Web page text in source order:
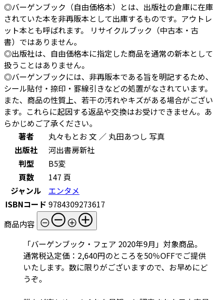
◎バーゲンブック（自由価格本）とは、出版社の倉庫に在庫
されていた本を非再販本として出庫するものです。アウトレ
ット本とも呼ばれます。 リサイクルブック（中古本・古
書）ではありません。
◎出版社は、自由価格本に指定した商品を通常の新本として
扱うことはありません。
◎バーゲンブックには、非再販本である旨を明記するため、
シール貼付・捺印・罫線引きなどの処置がなされています。
また、商品の性質上、若干の汚れやキズがある場合がござい
ます。これらに起因する返品や交換はお受けできません。あ
らかじめご了承ください。
著者
丸々もとお 文 ／ 丸田あつし 写真
出版社
河出書房新社
判型
B5変
頁数
147 頁
ジャンル
エンタメ
ISBNコード 9784309273617
商品内容
「バーゲンブック・フェア 2020年9月」対象商品。
通常税込定価：2,640円のところを50％OFFでご提供
いたします。数に限りがございますので、お早めにど
うぞ。